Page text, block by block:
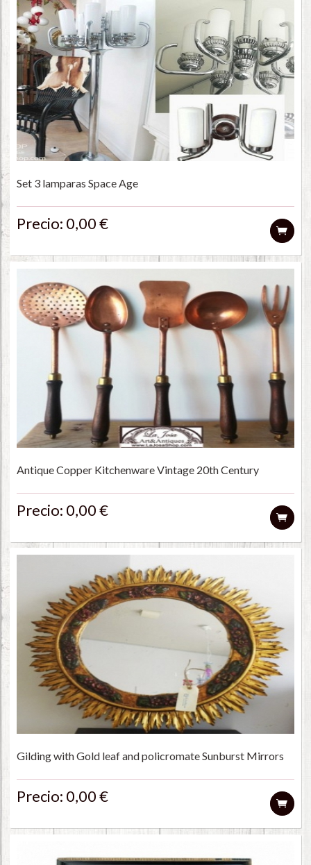
Set 3 lamparas Space Age
Precio: 0,00 €
Antique Copper Kitchenware Vintage 20th Century
Precio: 0,00 €
Gilding with Gold leaf and policromate Sunburst Mirrors
Precio: 0,00 €